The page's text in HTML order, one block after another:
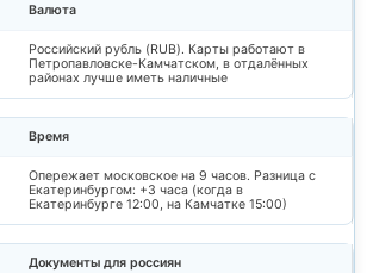
Валюта
Российский рубль (RUB). Карты работают в
Петропавловске-Камчатском, в отдалённых
районах лучше иметь наличные
Время
Опережает московское на 9 часов. Разница с
Екатеринбургом: +3 часа (когда в
Екатеринбурге 12:00, на Камчатке 15:00)
Документы для россиян